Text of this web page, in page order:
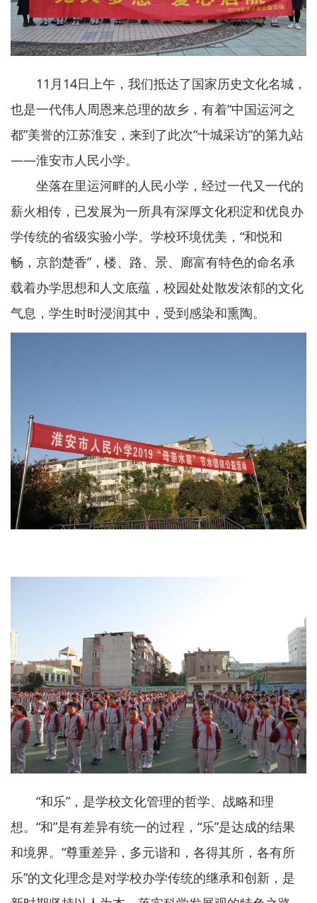
11月14日上午，我们抵达了国家历史文化名城，
也是一代伟人周恩来总理的故乡，有着“中国运河之
都”美誉的江苏淮安，来到了此次“十城采访”的第九站
——淮安市人民小学。
坐落在里运河畔的人民小学，经过一代又一代的
薪火相传，已发展为一所具有深厚文化积淀和优良办
学传统的省级实验小学。学校环境优美，“和悦和
畅，京韵楚香”，楼、路、景、廊富有特色的命名承
载着办学思想和人文底蕴，校园处处散发浓郁的文化
气息，学生时时浸润其中，受到感染和熏陶。
“和乐”，是学校文化管理的哲学、战略和理
想。“和”是有差异有统一的过程，“乐”是达成的结果
和境界。“尊重差异，多元谐和，各得其所，各有所
乐”的文化理念是对学校办学传统的继承和创新，是